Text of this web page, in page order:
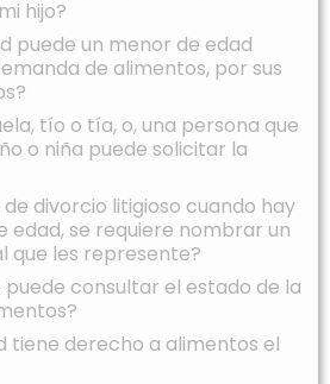
hijo?
puede un menor de edad
de alimentos, por sus
tío o tía, o, una persona que
o niña puede solicitar la
divorcio litigioso cuando hay
edad, se requiere nombrar un
que les represente?
puede consultar el estado de la
tiene derecho a alimentos el